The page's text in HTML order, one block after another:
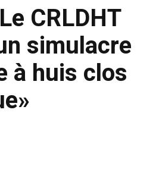
CRLDHT
simulacre
à huis clos